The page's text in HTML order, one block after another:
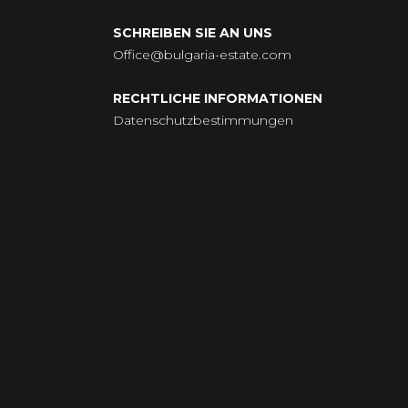
SCHREIBEN SIE AN UNS
Office@bulgaria-estate.com
RECHTLICHE INFORMATIONEN
Datenschutzbestimmungen